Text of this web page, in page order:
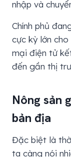
nhập và
Chính phủ
cực kỳ lớn
mại điện tử
đến gần thị
Nông sản
bản địa
Đặc biệt là
ta càng nói